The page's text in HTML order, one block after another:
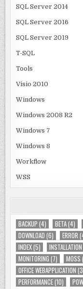
SQL Server 2014
SQL Server 2016
SQL Server 2019
T-SQL
Tools
Visio 2010
Windows
Windows 2008 R2
Windows 7
Windows 8
Workflow
WSS
BACKUP (4) BETA(4)
DOWNLOAD (6) ERROR
INDEX(5) INSTALLATION
MONITORING (7) MOSS
OFFICE WEBAPPLICATION
PERFORMANCE(10)